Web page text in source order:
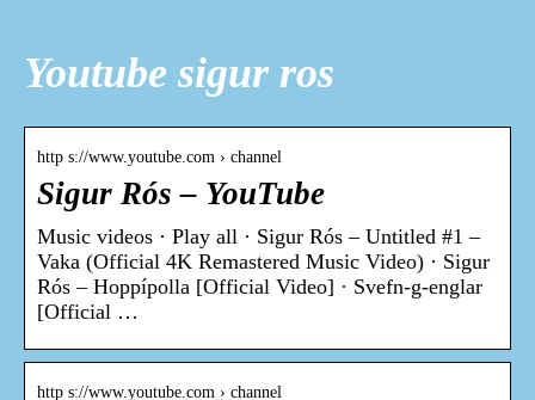
Youtube sigur ros
http s://www.youtube.com › channel
Sigur Rós – YouTube
Music videos · Play all · Sigur Rós – Untitled #1 –
Vaka (Official 4K Remastered Music Video) · Sigur
Rós – Hoppípolla [Official Video] · Svefn-g-englar
[Official …
http s://www.youtube.com › channel